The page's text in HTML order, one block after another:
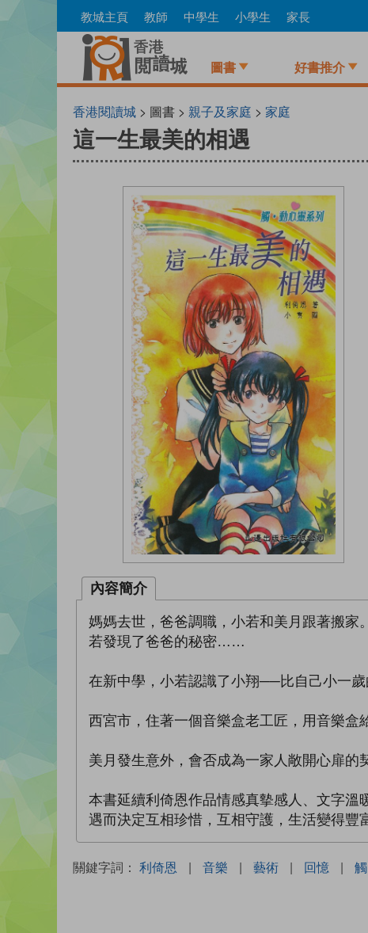
to
教城主頁 教師 中學生 小學生 家長
圖書 好書推介
香港閱讀城 > 圖書 > 親子及家庭 > 家庭
這一生最美的相遇
內容簡介
媽媽去世，爸爸調職，小若和美月跟著搬
若發現了爸爸的秘密……
在新中學，小若認識了小翔──比自己小一
西宮市，住著一個音樂盒老工匠，用音樂
美月發生意外，會否成為一家人敞開心扉的
本書延續利倚恩作品情感真摰感人、文字溫
遇而決定互相珍惜，互相守護，生活變得豐
關鍵字詞： 利倚恩 | 音樂 | 藝術 | 回憶 |